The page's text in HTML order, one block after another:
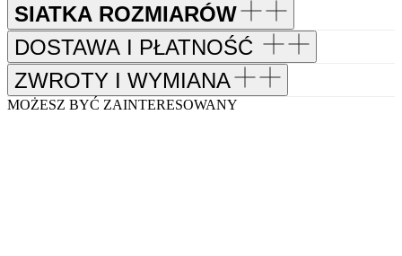
SIATKA ROZMIARÓW
DOSTAWA I PŁATNOŚĆ
ZWROTY I WYMIANA
MOŻESZ BYĆ ZAINTERESOWANY